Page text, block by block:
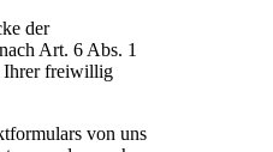
der
Art. 6 Abs. 1
Ihrer freiwillig
von uns